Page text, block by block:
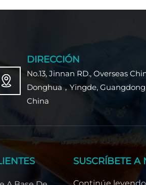
DIRECCIÓN
No.13, Jinnan RD., Overseas
Donghua，Yingde, Guangdong
China
SUSCRÍBETE A